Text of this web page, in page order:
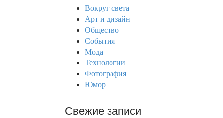
Вокруг света
Арт и дизайн
Общество
События
Мода
Технологии
Фотография
Юмор
Свежие записи